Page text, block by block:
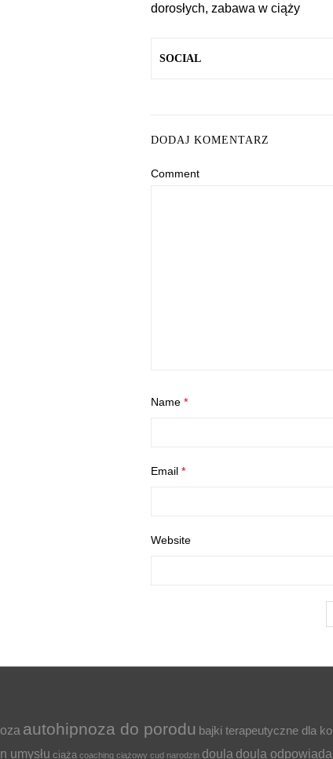
dorosłych, zabawa w ciąży
SOCIAL
DODAJ KOMENTARZ
Comment
Name *
Email *
Website
autohipnoza do porodu bajki terapeutyczne dla
umysłu ciąża coaching ciążowy cud narodzin doula doula odpowiada